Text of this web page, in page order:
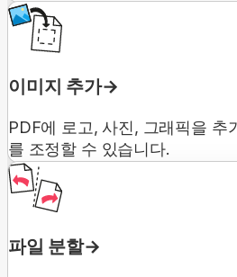
이미지 추가
PDF에 로고, 사진, 그래픽을 추
를 조정할 수 있습니다.
파일 분할